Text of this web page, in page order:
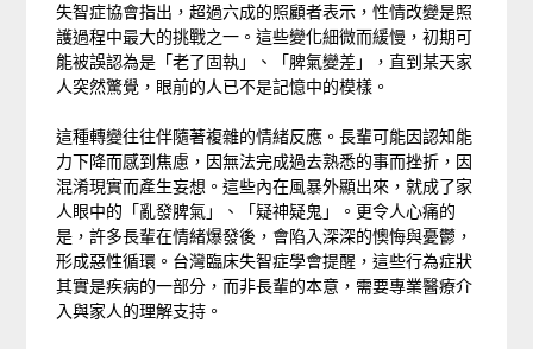
失智症協會指出，超過六成的照顧者表示，性情改變是照
護過程中最大的挑戰之一。這些變化細微而緩慢，初期可
能被誤認為是「老了固執」、「脾氣變差」，直到某天家
人突然驚覺，眼前的人已不是記憶中的模樣。
這種轉變往往伴隨著複雜的情緒反應。長輩可能因認知能
力下降而感到焦慮，因無法完成過去熟悉的事而挫折，因
混淆現實而產生妄想。這些內在風暴外顯出來，就成了家
人眼中的「亂發脾氣」、「疑神疑鬼」。更令人心痛的
是，許多長輩在情緒爆發後，會陷入深深的懊悔與憂鬱，
形成惡性循環。台灣臨床失智症學會提醒，這些行為症狀
其實是疾病的一部分，而非長輩的本意，需要專業醫療介
入與家人的理解支持。